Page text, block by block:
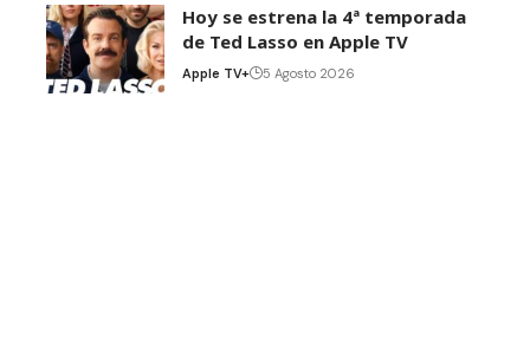
Hoy se estrena la 4ª temporada
de Ted Lasso en Apple TV
Apple TV+ 5 Agosto 2026